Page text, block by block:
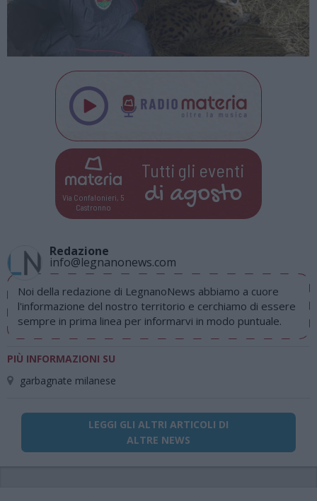
Via Confalonieri, 5
Castronno
Tutti gli eventi
di agosto
Redazione
info@legnanonews.com
Noi della redazione di LegnanoNews abbiamo a cuore
l'informazione del nostro territorio e cerchiamo di essere
sempre in prima linea per informarvi in modo puntuale.
PIÙ INFORMAZIONI SU
garbagnate milanese
LEGGI GLI ALTRI ARTICOLI DI
ALTRE NEWS